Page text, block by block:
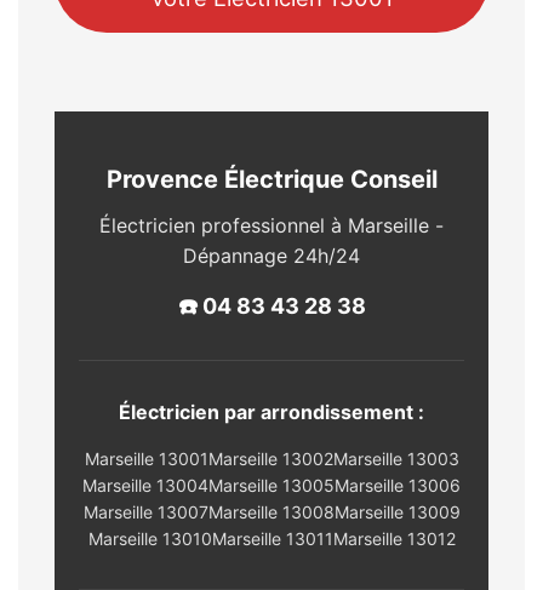
Provence Électrique Conseil
Électricien professionnel à Marseille -
Dépannage 24h/24
☎️ 04 83 43 28 38
Électricien par arrondissement :
Marseille 13001Marseille 13002Marseille 13003
Marseille 13004Marseille 13005Marseille 13006
Marseille 13007Marseille 13008Marseille 13009
Marseille 13010Marseille 13011Marseille 13012